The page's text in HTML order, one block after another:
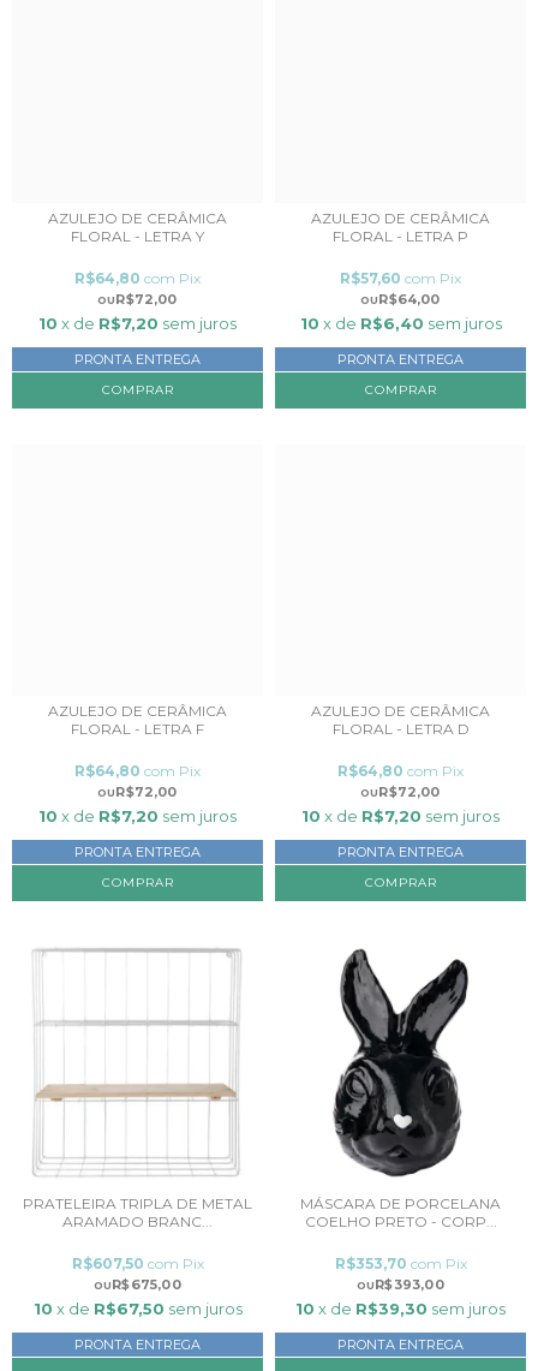
AZULEJO DE CERÂMICA
FLORAL - LETRA Y
R$72,00
R$64,80 com Pix
10 x de R$7,20 sem juros
PRONTA ENTREGA
AZULEJO DE CERÂMICA
FLORAL - LETRA P
R$64,00
R$57,60 com Pix
10 x de R$6,40 sem juros
PRONTA ENTREGA
AZULEJO DE CERÂMICA
FLORAL - LETRA F
R$72,00
R$64,80 com Pix
10 x de R$7,20 sem juros
PRONTA ENTREGA
AZULEJO DE CERÂMICA
FLORAL - LETRA D
R$72,00
R$64,80 com Pix
10 x de R$7,20 sem juros
PRONTA ENTREGA
PRATELEIRA TRIPLA DE METAL
ARAMADO BRANC...
R$675,00
R$607,50 com Pix
10 x de R$67,50 sem juros
PRONTA ENTREGA
MÁSCARA DE PORCELANA
COELHO PRETO - CORP...
R$393,00
R$353,70 com Pix
10 x de R$39,30 sem juros
PRONTA ENTREGA